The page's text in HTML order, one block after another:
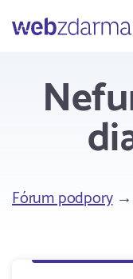
Webzdarma
Fórum podpory→